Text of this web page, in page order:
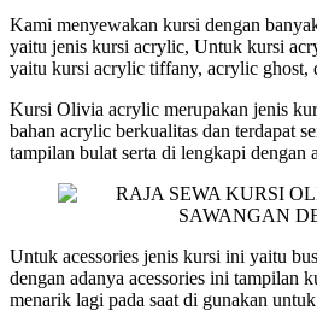
Kami menyewakan kursi dengan
yaitu jenis kursi acrylic, Untuk kursi
yaitu kursi acrylic tiffany, acrylic ghost,
Kursi Olivia acrylic merupakan jenis
bahan acrylic berkualitas dan terdapat
tampilan bulat serta di lengkapi dengan
Untuk acessories jenis kursi ini yaitu
dengan adanya acessories ini tampilan
menarik lagi pada saat di gunakan untuk